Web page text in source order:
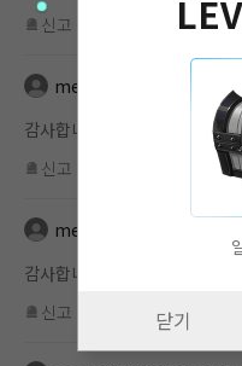
신고
me_1331951313
감사합니다!!!
신고
me_1331951313
감사합니다!!!
신고
닫기